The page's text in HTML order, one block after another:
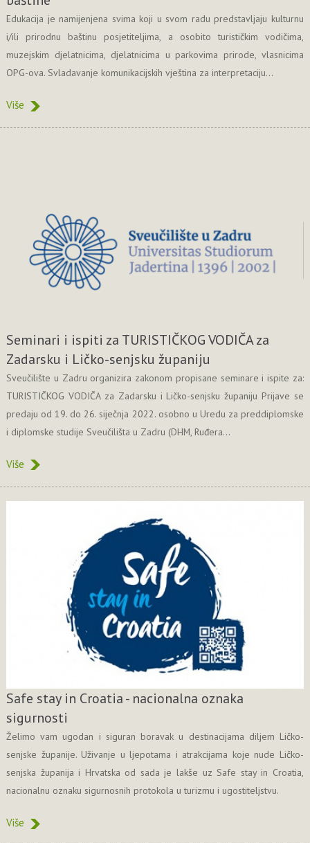
Edukacija je namijenjena svima koji u svom radu predstavljaju kulturnu
i/ili prirodnu baštinu posjetiteljima, a osobito turističkim vodičima,
muzejskim djelatnicima, djelatnicima u parkovima prirode, vlasnicima
OPG-ova. Svladavanje komunikacijskih vještina za interpretaciju...
Više
Seminari i ispiti za TURISTIČKOG VODIČA za
Zadarsku i Ličko-senjsku županiju
Sveučilište u Zadru organizira zakonom propisane seminare i ispite za:
TURISTIČKOG VODIČA za Zadarsku i Ličko-senjsku županiju Prijave se
predaju od 19. do 26. siječnja 2022. osobno u Uredu za preddiplomske
i diplomske studije Sveučilišta u Zadru (DHM, Ruđera...
Više
Safe stay in Croatia - nacionalna oznaka
sigurnosti
Želimo vam ugodan i siguran boravak u destinacijama diljem Ličko-
senjske županije. Uživanje u ljepotama i atrakcijama koje nude Ličko-
senjska županija i Hrvatska od sada je lakše uz Safe stay in Croatia,
nacionalnu oznaku sigurnosnih protokola u turizmu i ugostiteljstvu.
Više